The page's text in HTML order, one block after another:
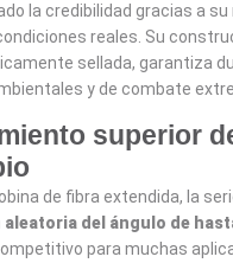
la credibilidad gracias a
reales. Su
sellada, garantiza
y de combate
superior
de fibra extendida, la
aleatoria del ángulo de
para muchas